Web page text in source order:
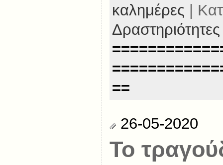
καλημέρες |
==
26-05-2020
Το